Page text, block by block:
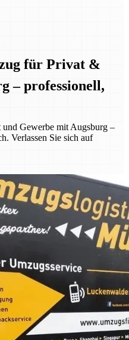
für Privat &
– professionell,
Gewerbe mit Augsburg –
Verlassen Sie sich auf